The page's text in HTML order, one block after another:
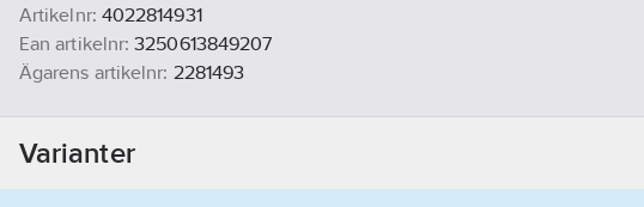
Artikelnr: 4022814931
Ean artikelnr: 3250613849207
Ägarens artikelnr: 2281493
Varianter